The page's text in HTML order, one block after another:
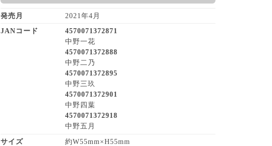
発売月 2021年4月
JANコード
4570071372871
中野一花
4570071372888
中野二乃
4570071372895
中野三玖
4570071372901
中野四葉
4570071372918
中野五月
サイズ 約W55mm×H55mm